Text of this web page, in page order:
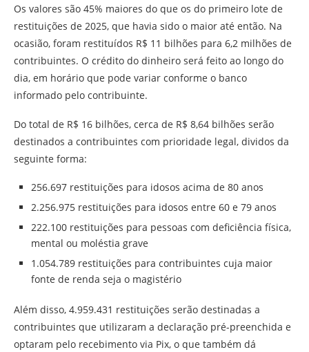
Os valores são 45% maiores do que os do primeiro lote de
restituições de 2025, que havia sido o maior até então. Na
ocasião, foram restituídos R$ 11 bilhões para 6,2 milhões de
contribuintes. O crédito do dinheiro será feito ao longo do
dia, em horário que pode variar conforme o banco
informado pelo contribuinte.
Do total de R$ 16 bilhões, cerca de R$ 8,64 bilhões serão
destinados a contribuintes com prioridade legal, dividos da
seguinte forma:
256.697 restituições para idosos acima de 80 anos
2.256.975 restituições para idosos entre 60 e 79 anos
222.100 restituições para pessoas com deficiência física,
mental ou moléstia grave
1.054.789 restituições para contribuintes cuja maior
fonte de renda seja o magistério
Além disso, 4.959.431 restituições serão destinadas a
contribuintes que utilizaram a declaração pré-preenchida e
optaram pelo recebimento via Pix, o que também dá